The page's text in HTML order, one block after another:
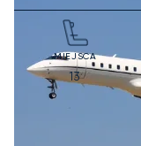
MIEJSCA
13